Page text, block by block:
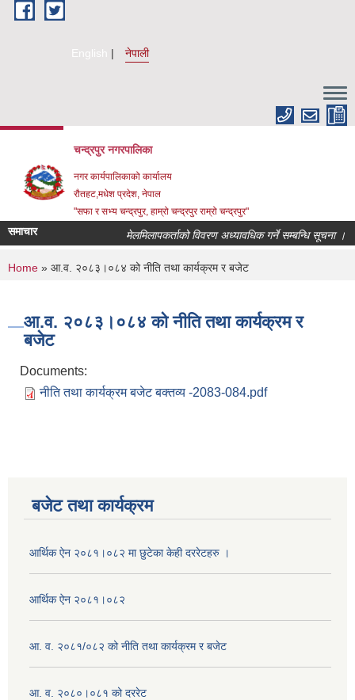
Skip to main content
English नेपाली
चन्द्रपुर नगरपालिका
नगर कार्यपालिकाको कार्यालय
रौतहट,मधेश प्रदेश, नेपाल
"सफा र सभ्य चन्द्रपुर, हाम्रो चन्द्रपुर राम्रो चन्द्रपुर"
समाचार मेलमिलापकर्ताको विवरण अध्यावधिक गर्ने सम्बन्धि सूचना ।
You are here
Home » आ.व. २०८३।०८४ को नीति तथा कार्यक्रम र बजेट
आ.व. २०८३।०८४ को नीति तथा कार्यक्रम र
बजेट
Documents:
नीति तथा कार्यक्रम बजेट बक्तव्य -2083-084.pdf
बजेट तथा कार्यक्रम
आर्थिक ऐन २०८१।०८२ मा छुटेका केही दररेटहरु ।
आर्थिक ऐन २०८१।०८२
आ. व. २०८१/०८२ को नीति तथा कार्यक्रम र बजेट
आ. व. २०८०।०८१ को दररेट